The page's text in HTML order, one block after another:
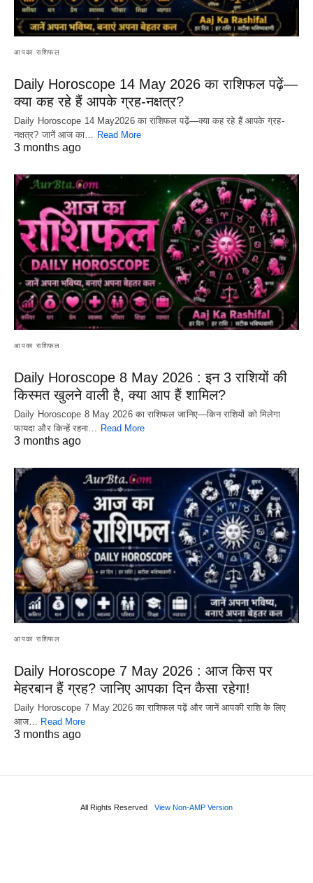
आपका राशिफल
Daily Horoscope 14 May 2026 का राशिफल पढ़ें—
क्या कह रहे हैं आपके ग्रह-नक्षत्र?
Daily Horoscope 14 May2026 का राशिफल पढ़ें—क्या कह रहे हैं आपके ग्रह-
नक्षत्र? जानें आज का… Read More
3 months ago
आपका राशिफल
Daily Horoscope 8 May 2026 : इन 3 राशियों की
किस्मत खुलने वाली है, क्या आप हैं शामिल?
Daily Horoscope 8 May 2026 का राशिफल जानिए—किन राशियों को मिलेगा
फायदा और किन्हें रहना…
Read More
3 months ago
आपका राशिफल
Daily Horoscope 7 May 2026 : आज किस पर
मेहरबान हैं ग्रह? जानिए आपका दिन कैसा रहेगा!
Daily Horoscope 7 May 2026 का राशिफल पढ़ें और जानें आपकी राशि के लिए
आज… Read More
3 months ago
All Rights Reserved View Non-AMP Version